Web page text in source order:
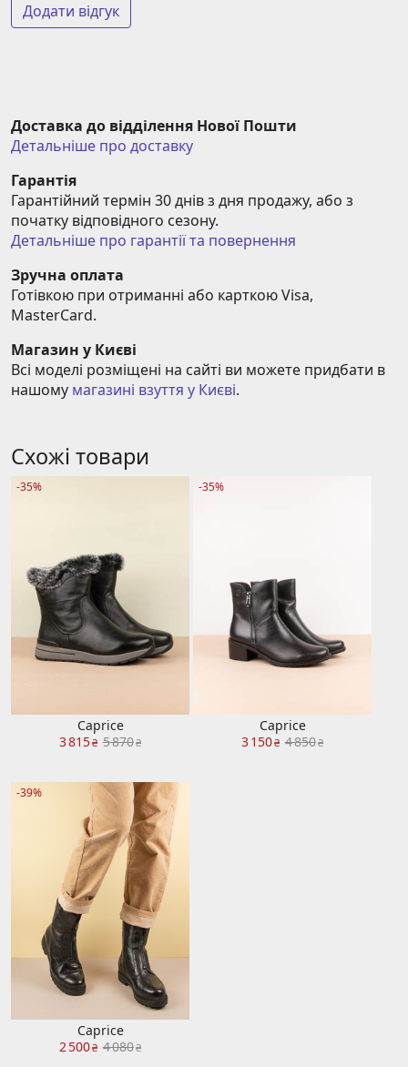
Додати відгук
Доставка до відділення Нової Пошти
Детальніше про доставку
Гарантія
Гарантійний термін 30 днів з дня продажу, або з
початку відповідного сезону.
Детальніше про гарантії та повернення
Зручна оплата
Готівкою при отриманні або карткою Visa,
MasterCard.
Магазин у Києві
Всі моделі розміщені на сайті ви можете придбати в
нашому магазині взуття у Києві.
Схожі товари
-35%
Caprice
3 815₴ 5 870₴
-35%
Caprice
3 150₴ 4 850₴
-39%
Caprice
2 500₴ 4 080₴